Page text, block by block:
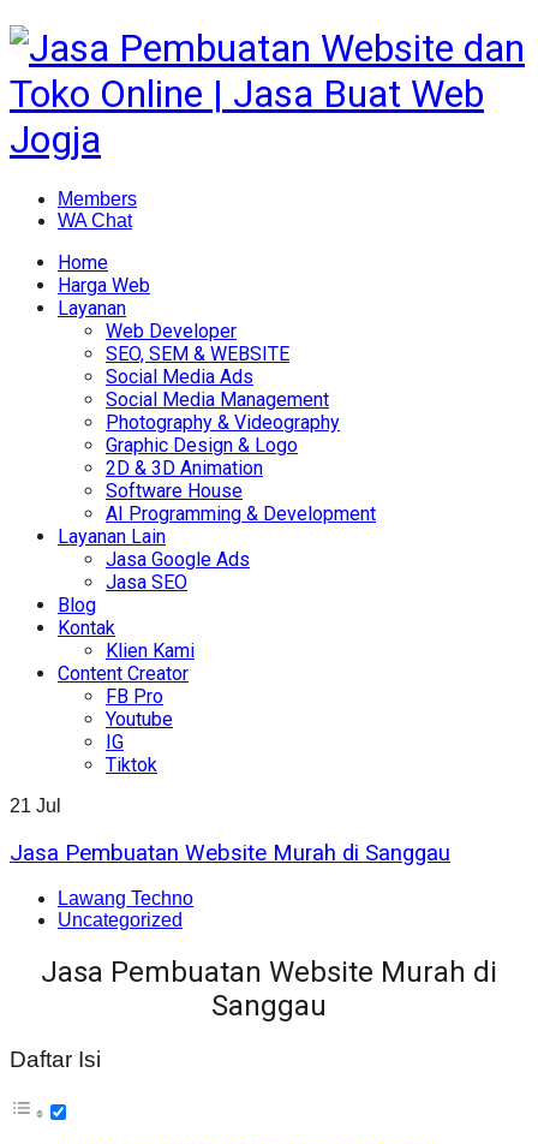
Members
WA Chat
Home
Harga Web
Layanan
Web Developer
SEO, SEM & WEBSITE
Social Media Ads
Social Media Management
Photography & Videography
Graphic Design & Logo
2D & 3D Animation
Software House
AI Programming & Development
Layanan Lain
Jasa Google Ads
Jasa SEO
Blog
Kontak
Klien Kami
Content Creator
FB Pro
Youtube
IG
Tiktok
21 Jul
Jasa Pembuatan Website Murah di Sanggau
Lawang Techno
Uncategorized
Jasa Pembuatan Website Murah di
Sanggau
Daftar Isi